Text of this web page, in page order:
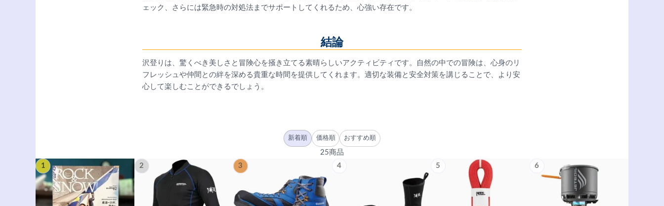
ェック、さらには緊急時の対処法までサポートしてくれるため、心強い存在です。
結論
沢登りは、驚くべき美しさと冒険心を掻き立てる素晴らしいアクティビティです。自然の中での冒険は、心身のリ
フレッシュや仲間との絆を深める貴重な時間を提供してくれます。適切な装備と安全対策を講じることで、より安
心して楽しむことができるでしょう。
新着順 価格順 おすすめ順
25商品
1
2 3 4 5 6